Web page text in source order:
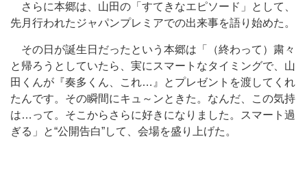
さらに本郷は、山田の「すてきなエピソード」として、
先月行われたジャパンプレミアでの出来事を語り始めた。
その日が誕生日だったという本郷は「（終わって）粛々
と帰ろうとしていたら、実にスマートなタイミングで、山
田くんが『奏多くん、これ…』とプレゼントを渡してくれ
たんです。その瞬間にキュ～ンときた。なんだ、この気持
は…って。そこからさらに好きになりました。スマート過
ぎる」と“公開告白”して、会場を盛り上げた。